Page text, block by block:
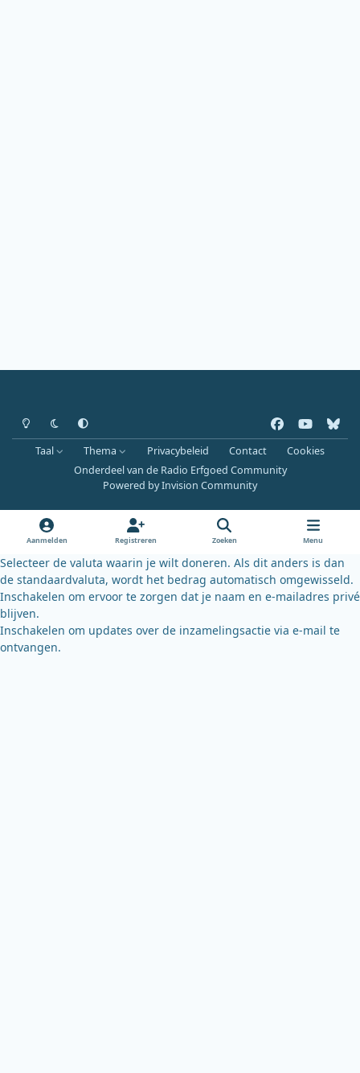
Heldere modus
Donkere modus
Systeemvoorkeur
a
c
e
o
k
o
u
b
b
l
u
k
y
Taal Thema Privacybeleid Contact
Cookies
Onderdeel van de Radio Erfgoed Community
Powered byInvision Community
Aanmelden Registreren Zoeken Menu
Selecteer de valuta waarin je wilt doneren. Als dit anders is dan
de standaardvaluta, wordt het bedrag automatisch omgewisseld.
Inschakelen om ervoor te zorgen dat je naam en e-mailadres privé
blijven.
Inschakelen om updates over de inzamelingsactie via e-mail te
ontvangen.